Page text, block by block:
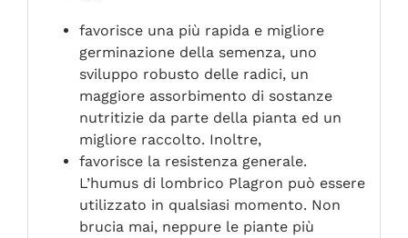
favorisce una più rapida e migliore
germinazione della semenza, uno
sviluppo robusto delle radici, un
maggiore assorbimento di sostanze
nutritizie da parte della pianta ed un
migliore raccolto. Inoltre,
favorisce la resistenza generale.
L’humus di lombrico Plagron può essere
utilizzato in qualsiasi momento. Non
brucia mai, neppure le piante più